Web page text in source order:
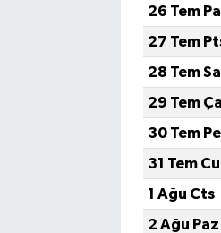
26 Tem
27 Tem
28 Tem Sal
29 Tem
30 Tem
31 Tem
1 Ağu Cts
2 Ağu Paz